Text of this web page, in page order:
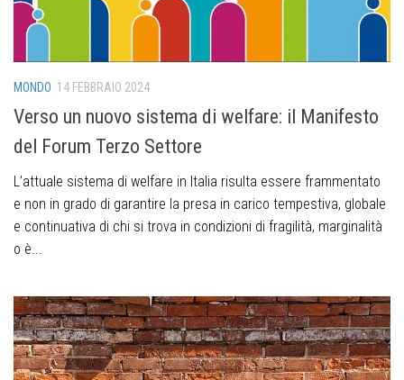
MONDO 14 FEBBRAIO 2024
Verso un nuovo sistema di welfare: il Manifesto
del Forum Terzo Settore
L’attuale sistema di welfare in Italia risulta essere frammentato
e non in grado di garantire la presa in carico tempestiva, globale
e continuativa di chi si trova in condizioni di fragilità, marginalità
o è...